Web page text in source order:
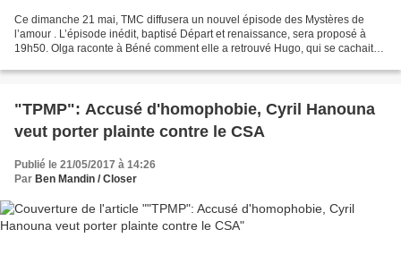
Ce dimanche 21 mai, TMC diffusera un nouvel épisode des Mystères de
l’amour . L’épisode inédit, baptisé Départ et renaissance, sera proposé à
19h50. Olga raconte à Béné comment elle a retrouvé Hugo, qui se cachait
"TPMP": Accusé d'homophobie, Cyril Hanouna
veut porter plainte contre le CSA
Publié le 21/05/2017 à 14:26
Par Ben Mandin / Closer